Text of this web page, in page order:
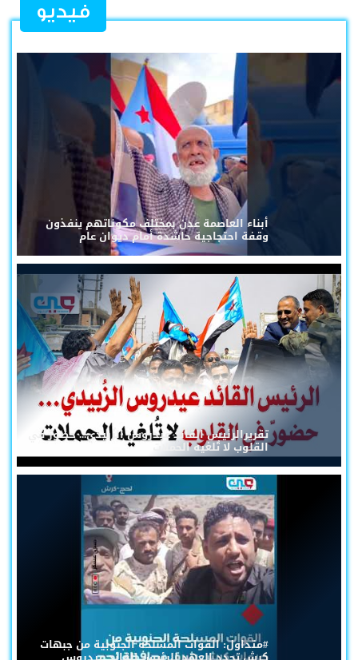
فيديو
أبناء العاصمة عدن بمختلف مكوناتهم ينفذون
وقفة احتجاجية حاشدة أمام ديوان عام
تقريرالرئيس القائد عيدروس الزُبيدي... حضورٌ في
القلوب لا تُلغيه الحملات
#متداول: القوات المسلحة الجنوبية من جبهات